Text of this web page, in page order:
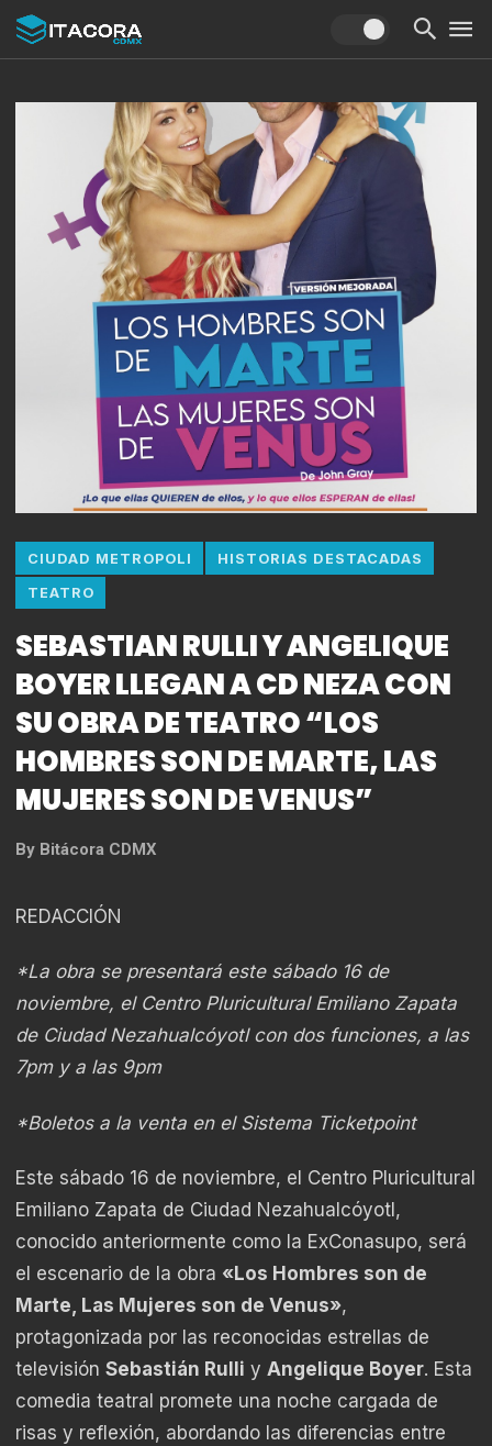
CIUDAD METROPOLI HISTORIAS DESTACADAS
TEATRO
SEBASTIAN RULLI Y ANGELIQUE
BOYER LLEGAN A CD NEZA CON
SU OBRA DE TEATRO “LOS
HOMBRES SON DE MARTE, LAS
MUJERES SON DE VENUS”
By Bitácora CDMX
REDACCIÓN
*La obra se presentará este sábado 16 de
noviembre, el Centro Pluricultural Emiliano Zapata
de Ciudad Nezahualcóyotl con dos funciones, a las
7pm y a las 9pm
*Boletos a la venta en el Sistema Ticketpoint
Este sábado 16 de noviembre, el Centro Pluricultural
Emiliano Zapata de Ciudad Nezahualcóyotl,
conocido anteriormente como la ExConasupo, será
el escenario de la obra «Los Hombres son de
Marte, Las Mujeres son de Venus»,
protagonizada por las reconocidas estrellas de
televisión Sebastián Rulli y Angelique Boyer. Esta
comedia teatral promete una noche cargada de
risas y reflexión, abordando las diferencias entre